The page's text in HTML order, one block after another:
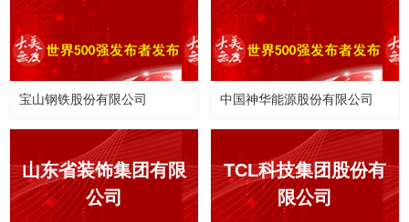
宝山钢铁股份有限公司 中国神华能源股份有限公司
山东省装饰集团有限
公司
TCL科技集团股份有
限公司